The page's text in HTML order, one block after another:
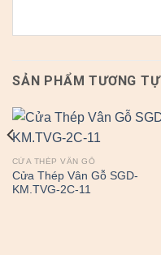
SẢN PHẨM TƯƠNG TỰ
CỬA THÉP VÂN GỖ
Cửa Thép Vân Gỗ SGD-
KM.TVG-2C-11